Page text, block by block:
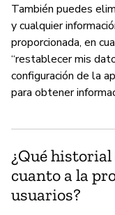
También puedes
y cualquier
proporcionada, en
“restablecer mis
configuración de la
para obtener
¿Qué
cuanto a la
usuarios?